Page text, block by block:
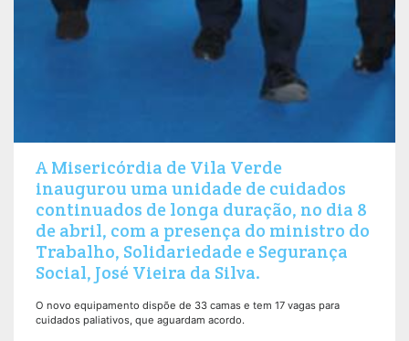
A Misericórdia de Vila Verde
inaugurou uma unidade de cuidados
continuados de longa duração, no dia 8
de abril, com a presença do ministro do
Trabalho, Solidariedade e Segurança
Social, José Vieira da Silva.
O novo equipamento dispõe de 33 camas e tem 17 vagas para
cuidados paliativos, que aguardam acordo.